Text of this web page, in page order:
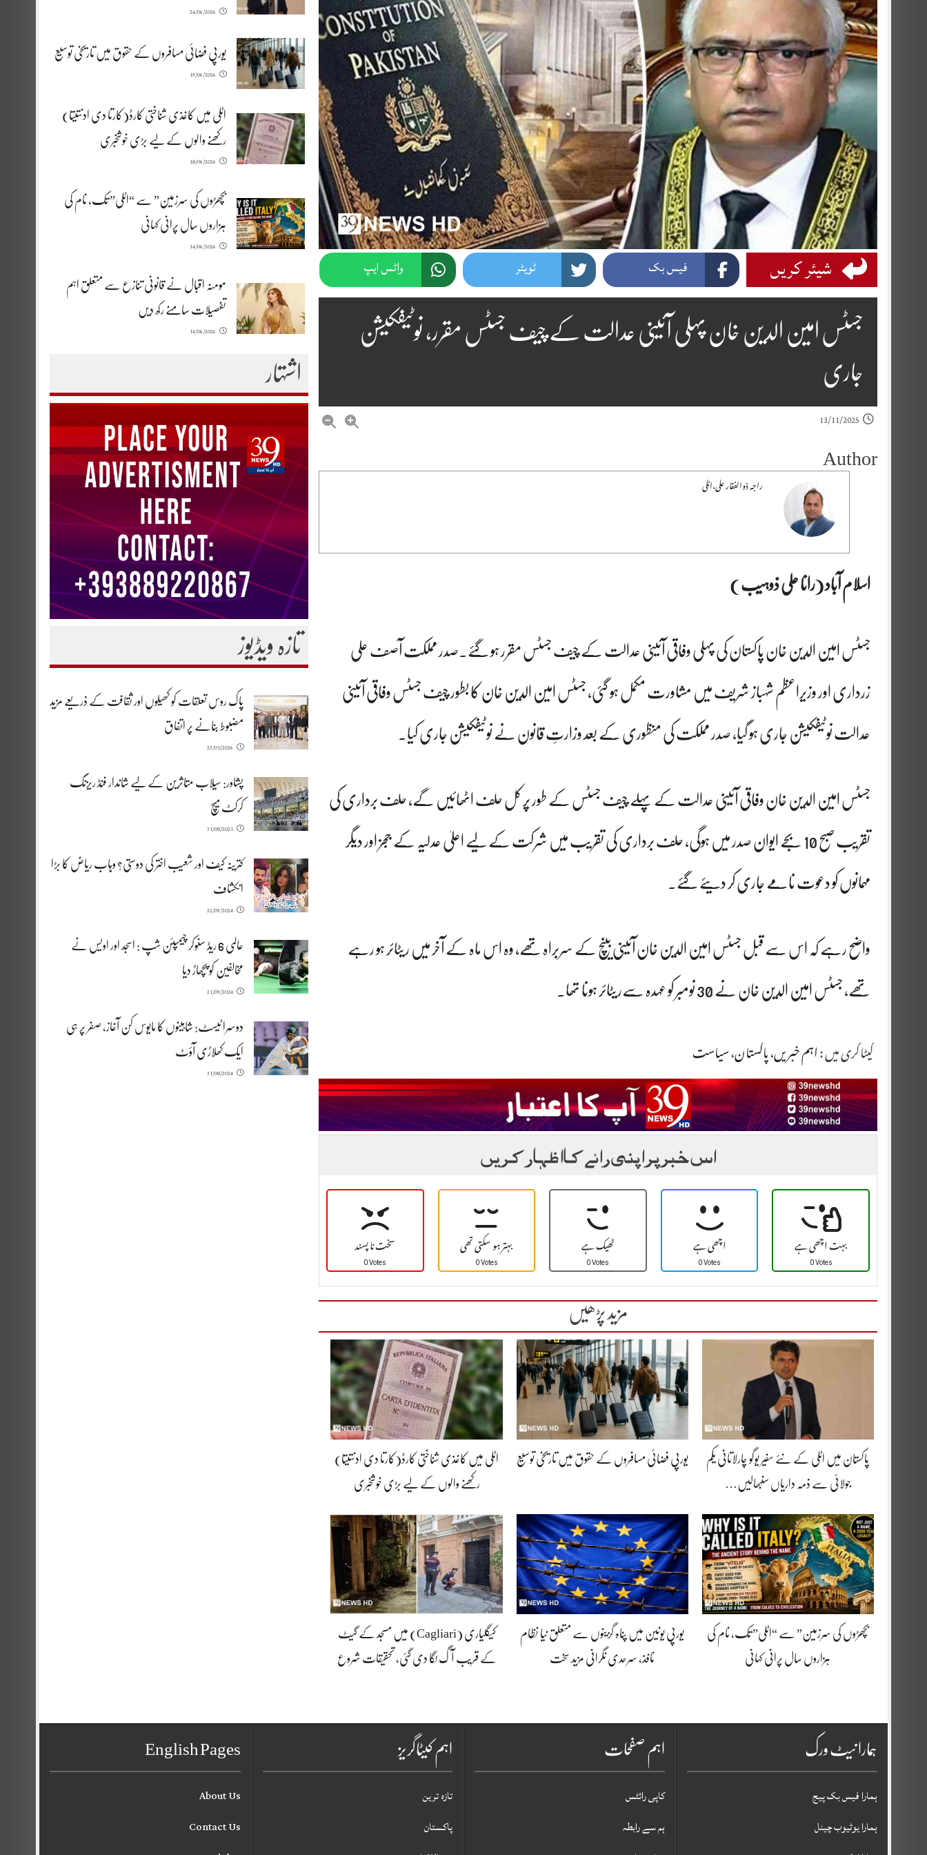
24/06/2026
یورپی فضائی مسافروں کے حقوق میں تاریخی توسیع
19/06/2026
اٹلی میں کاغذی شناختی کارڈ(کارتا دی ادنتیتا)
رکھنے والوں کے لیے بڑی خوشخبری
18/06/2026
بچھڑوں کی سرزمین” سے “اٹلی” تک، نام کی
ہزاروں سال پرانی کہانی
14/06/2026
مومنہ اقبال نے قانونی تنازع سے متعلق اہم
تفصیلات سامنے رکھ دیں
14/06/2026
اشتہار
تازہ ویڈیوز
پاک روس تعلقات کو کھیلوں اور ثقافت کے ذریعے مزید
مضبوط بنانے پر اتفاق
23/05/2026
پشاور: سیلاب متاثرین کے لیے شاندار فنڈ ریزنگ
کرکٹ میچ
31/08/2025
کترینہ کیف اور شعیب اختر کی دوستی؟ وہاب ریاض کا بڑا
انکشاف
22/09/2024
عالمی 6 ریڈ سنوکر چیمپئن شپ : اسجد اور اویس نے
مخالفین کو پچھاڑ دیا
21/09/2024
دوسرا ٹیسٹ: شاہینوں کا مایوس کن آغاز، صفر پر ہی
ایک کھلاڑی آؤٹ
31/08/2024
شیئر کریں فیس بک ٹویٹر واٹس ایپ
جسٹس امین الدین خان پہلی آئینی عدالت کے چیف جسٹس مقرر، نوٹیفکیشن
جاری
13/11/2025
Author
راجہ ذوالفقار علی،اٹلی
اسلام آباد (رانا علی ذوہیب )
جسٹس امین الدین خان پاکستان کی پہلی وفاقی آئینی عدالت کے چیف جسٹس مقرر ہو گئے۔صدر مملکت آصف علی
زرداری اور وزیراعظم شہباز شریف میں مشاورت مکمل ہو گئی، جسٹس امین الدین خان کا بطور چیف جسٹس وفاقی آئینی
عدالت نوٹیفکیشن جاری ہو گیا، صدر مملکت کی منظوری کے بعد وزارتِ قانون نے نوٹیفکیشن جاری کیا۔
جسٹس امین الدین خان وفاقی آئینی عدالت کے پہلے چیف جسٹس کے طور پر کل حلف اٹھائیں گے، حلف برداری کی
تقریب صبح 10 بجے ایوان صدر میں ہوگی، حلف برداری کی تقریب میں شرکت کے لیے اعلیٰ عدلیہ کے ججز اور دیگر
مہمانوں کو دعوت نامے جاری کر دیئے گئے۔
واضح رہے کہ اس سے قبل جسٹس امین الدین خان آئینی بینچ کے سربراہ تھے، وہ اس ماہ کے آخر میں ریٹائر ہو رہے
تھے، جسٹس امین الدین خان نے 30 نومبر کو عہدہ سےریٹائر ہونا تھا۔
کیٹاگری میں :اہم خبریں،پاکستان،سیاست
اس خبر پر اپنی رائے کا اظہار کریں
سخت نا پسند
0 Votes بہتر ہو سکتی تھی
0 Votes ٹھیک ہے
0 Votes اچھی ہے
0 Votes بہت اچھی ہے
0 Votes
مزید پڑھیں
پاکستان میں اٹلی کے نئے سفیر یوگو چارلاتانی یکم
جولائی سے ذمہ داریاں سنبھالیں…
یورپی فضائی مسافروں کے حقوق میں تاریخی توسیع اٹلی میں کاغذی شناختی کارڈ(کارتا دی ادنتیتا)
رکھنے والوں کے لیے بڑی خوشخبری
بچھڑوں کی سرزمین” سے “اٹلی” تک، نام کی
ہزاروں سال پرانی کہانی
یورپی یونین میں پناہ گزینوں سے متعلق نیا نظام
نافذ، سرحدی نگرانی مزید سخت
کیگلیاری (Cagliari) میں مسجد کے گیٹ
کے قریب آگ لگا دی گئی، تحقیقات شروع
English Pages
About Us
Contact Us
اہم کیٹاگریز
تازہ ترین
پاکستان
اہم صفحات
کاپی رائٹس
ہم سے رابطہ
ہمارا نیٹ ورک
ہمارا فیس بک پیج
ہمارا یوٹیوب چینل